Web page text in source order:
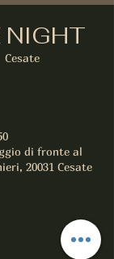
NIGHT
Cesate
di fronte al
20031 Cesate